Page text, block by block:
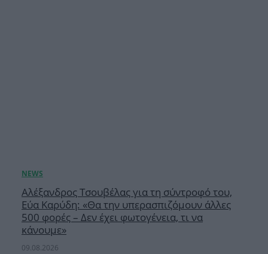
Αλέξανδρος Τσουβέλας για τη σύντροφό του,
Εύα Καρύδη: «Θα την υπερασπιζόμουν άλλες
500 φορές – Δεν έχει φωτογένεια, τι να
κάνουμε»
09.08.2026